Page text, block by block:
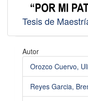
Tesis de
Autor
Orozco Cuervo,
Reyes Garcia,